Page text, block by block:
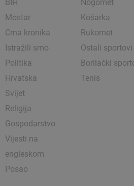
BIH
Mostar
Crna kronika
Istražili smo
Politika
Hrvatska
Svijet
Religija
Gospodarstvo
Vijesti na
engleskom
Posao
Nogomet
Košarka
Rukomet
Ostali sportovi
Borilački
Tenis